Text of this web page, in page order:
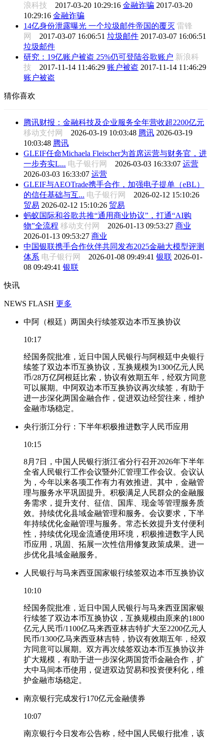
浪科技 2017-03-20 10:29:16 金融诈骗 2017-03-20
10:29:16 金融诈骗
14亿身份泄露曝光 一个垃圾邮件帝国的覆灭 雷锋
网 2017-03-07 16:06:51 垃圾邮件 2017-03-07 16:06:51
垃圾邮件
研究：19亿账户被盗 25%仍可登陆谷歌账户 新浪科
技 2017-11-14 11:46:29 账户被盗 2017-11-14 11:46:29
账户被盗
猜你喜欢
腾讯财报：金融科技及企业服务全年营收超2200亿元
移动支付网 2026-03-19 10:03:48 腾讯 2026-03-19
10:03:48 腾讯
GLEIF任命Michaela Fleischer为首席运营与财务官，进
一步夯实L... 电子银行网 2026-03-03 16:33:07 运营
2026-03-03 16:33:07 运营
GLEIF与AEOTrade携手合作，加强电子提单（eBL）
的信任基础与互... 电子银行网 2026-02-12 15:10:26
贸易 2026-02-12 15:10:26 贸易
蚂蚁国际和谷歌共推“通用商业协议”，打通“AI购
物”全流程 移动支付网 2026-01-13 09:53:27 商业
2026-01-13 09:53:27 商业
中国银联携手合作伙伴共同发布2025金融大模型评测
体系 电子银行网 2026-01-08 09:49:41 银联 2026-01-
08 09:49:41 银联
快讯
NEWS FLASH 更多
中阿（根廷）两国央行续签双边本币互换协议
10:17
经国务院批准，近日中国人民银行与阿根廷中央银行
续签了双边本币互换协议，互换规模为1300亿元人民
币/28万亿阿根廷比索，协议有效期五年，经双方同意
可以展期。中阿双边本币互换协议再次续签，有助于
进一步深化两国金融合作，促进双边经贸往来，维护
金融市场稳定。
央行浙江分行：下半年积极推进数字人民币应用
10:15
8月7日，中国人民银行浙江省分行召开2026年下半年
全省人民银行工作会议暨外汇管理工作会议。会议认
为，今年以来各项工作有力有效推进。其中，金融管
理与服务水平巩固提升。积极满足人民群众的金融服
务需求，提升支付、征信、国库、现金等管理服务质
效。持续优化县域金融管理和服务。会议要求，下半
年持续优化金融管理与服务。常态长效提升支付便利
性，持续优化现金流通使用环境，积极推进数字人民
币应用，巩固、拓展一次性信用修复政策成果。进一
步优化县域金融服务。
人民银行与马来西亚国家银行续签双边本币互换协议
10:10
经国务院批准，近日中国人民银行与马来西亚国家银
行续签了双边本币互换协议，互换规模由原来的1800
亿元人民币/1100亿马来西亚林吉特扩大至2200亿元人
民币/1300亿马来西亚林吉特，协议有效期五年，经双
方同意可以展期。双方再次续签双边本币互换协议并
扩大规模，有助于进一步深化两国货币金融合作，扩
大中马间本币使用，促进双边贸易和投资便利化，维
护金融市场稳定。
南京银行完成发行170亿元金融债券
10:07
南京银行今日发布公告称，经中国人民银行批准，该